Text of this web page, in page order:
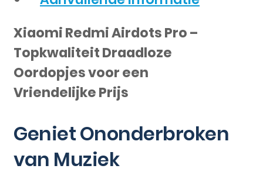
Xiaomi Redmi Airdots Pro –
Topkwaliteit Draadloze
Oordopjes voor een
Vriendelijke Prijs
Geniet Ononderbroken
van Muziek